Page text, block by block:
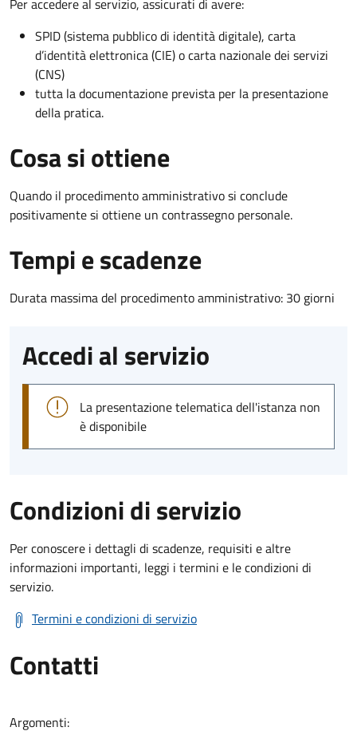
Per accedere al servizio, assicurati di avere:
SPID (sistema pubblico di identità digitale), carta
d’identità elettronica (CIE) o carta nazionale dei servizi
(CNS)
tutta la documentazione prevista per la presentazione
della pratica.
Cosa si ottiene
Quando il procedimento amministrativo si conclude
positivamente si ottiene un contrassegno personale.
Tempi e scadenze
Durata massima del procedimento amministrativo: 30 giorni
Accedi al servizio
La presentazione telematica dell'istanza non
è disponibile
Condizioni di servizio
Per conoscere i dettagli di scadenze, requisiti e altre
informazioni importanti, leggi i termini e le condizioni di
servizio.
Termini e condizioni di servizio
Contatti
Argomenti: